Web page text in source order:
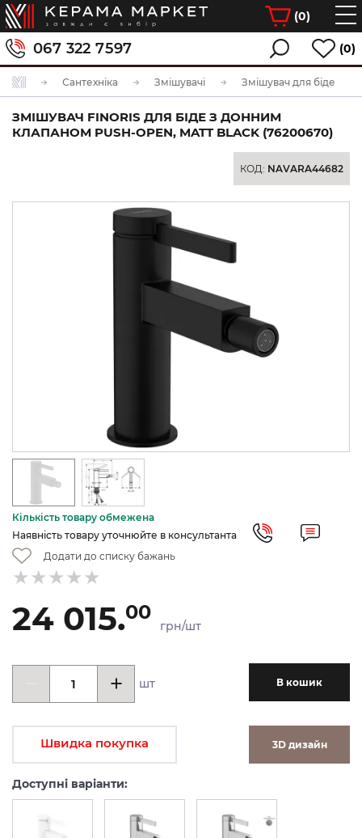
(0)
067 322 7597 (0)
Сантехніка Змішувачі Змішувач для біде
ЗМІШУВАЧ FINORIS ДЛЯ БІДЕ З ДОННИМ
КЛАПАНОМ PUSH-OPEN, MATT BLACK (76200670)
КОД: NAVARA44682
Кількість товару обмежена
Наявність товару уточнюйте в консультанта
Додати до списку бажань
24 015.00
грн/шт
шт В кошик
Швидка покупка 3D дизайн
Доступні варіанти: